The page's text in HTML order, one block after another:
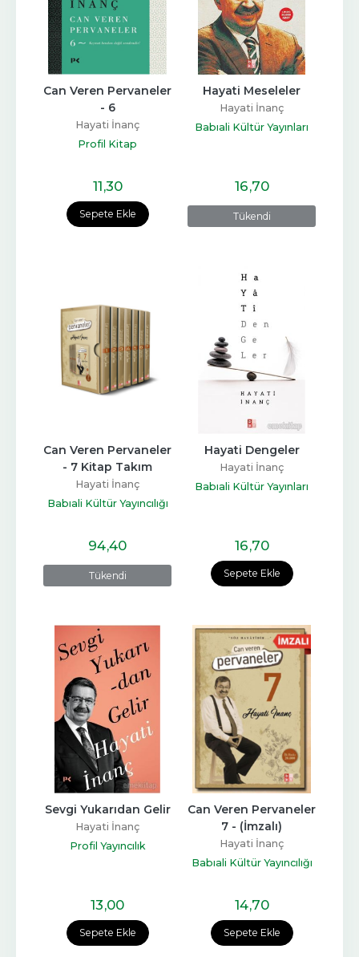
Sepete Ekle
Can Veren Pervaneler
- 6
Hayati İnanç
Profil Kitap
11,30
Tükendi
Hayati Meseleler
Hayati İnanç
Babıali Kültür Yayınları
16,70
Tükendi
Can Veren Pervaneler
- 7 Kitap Takım
Hayati İnanç
Babıali Kültür Yayıncılığı
94,40
Sepete Ekle
Hayati Dengeler
Hayati İnanç
Babıali Kültür Yayınları
16,70
Sepete Ekle
Sevgi Yukarıdan Gelir
Hayati İnanç
Profil Yayıncılık
13,00
Sepete Ekle
Can Veren Pervaneler
7 - (İmzalı)
Hayati İnanç
Babıali Kültür Yayıncılığı
14,70